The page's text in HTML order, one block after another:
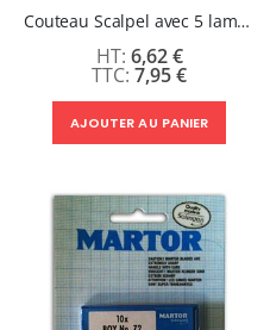
Couteau Scalpel avec 5 lames supplémentaires
7,95 €
6,62 €
AJOUTER AU PANIER